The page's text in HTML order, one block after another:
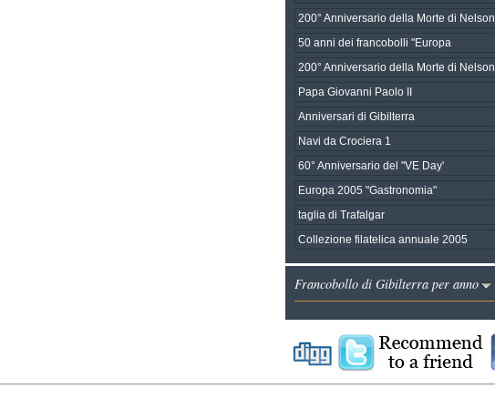
200° Anniversario della Morte di Nelson
50 anni dei francobolli "Europa
200° Anniversario della Morte di Nelson
Papa Giovanni Paolo II
Anniversari di Gibilterra
Navi da Crociera 1
60° Anniversario del "VE Day'
Europa 2005 "Gastronomia"
taglia di Trafalgar
Collezione filatelica annuale 2005
Francobollo di Gibilterra per anno